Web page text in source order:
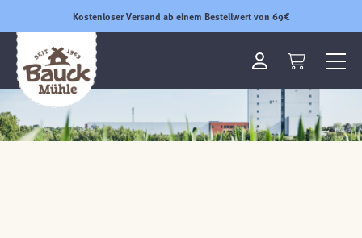
Kostenloser Versand ab einem Bestellwert von 69€